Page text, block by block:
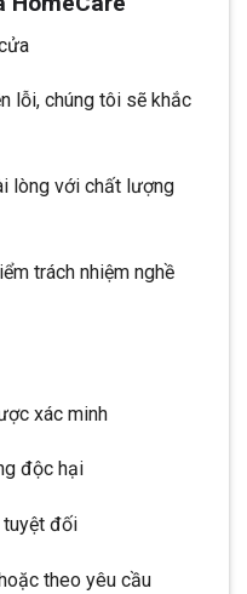
lỗi, chúng tôi sẽ khắc
lòng với chất lượng
trách nhiệm nghề
xác minh
độc hại
tuyệt đối
theo yêu cầu